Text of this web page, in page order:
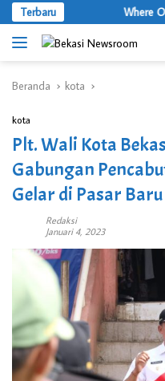
Langsung
ke
konten
Terbaru Where
Beranda kota
kota
Plt. Wali Kota
Gabungan
Gelar di Pasar
Redaksi
Januari 4, 2023